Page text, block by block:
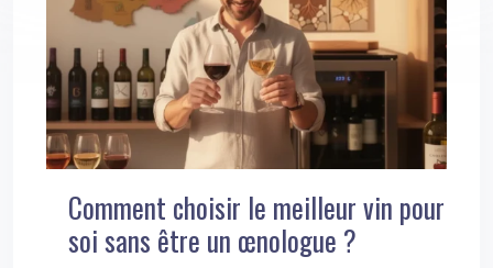
Comment choisir le meilleur vin pour
soi sans être un œnologue ?